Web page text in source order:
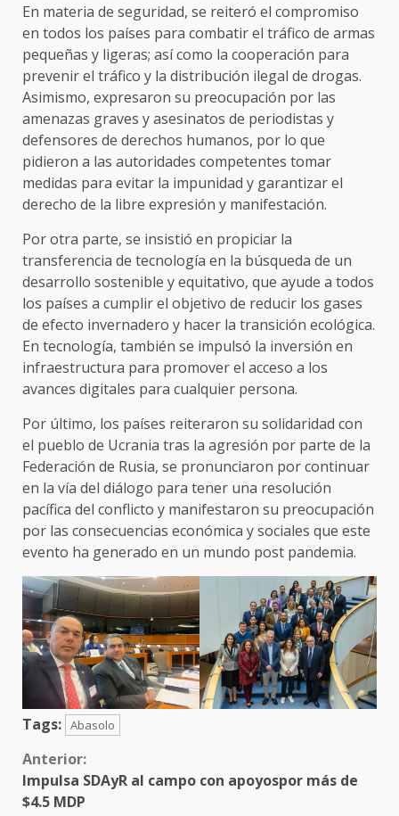
En materia de seguridad, se reiteró el compromiso
en todos los países para combatir el tráfico de armas
pequeñas y ligeras; así como la cooperación para
prevenir el tráfico y la distribución ilegal de drogas.
Asimismo, expresaron su preocupación por las
amenazas graves y asesinatos de periodistas y
defensores de derechos humanos, por lo que
pidieron a las autoridades competentes tomar
medidas para evitar la impunidad y garantizar el
derecho de la libre expresión y manifestación.
Por otra parte, se insistió en propiciar la
transferencia de tecnología en la búsqueda de un
desarrollo sostenible y equitativo, que ayude a todos
los países a cumplir el objetivo de reducir los gases
de efecto invernadero y hacer la transición ecológica.
En tecnología, también se impulsó la inversión en
infraestructura para promover el acceso a los
avances digitales para cualquier persona.
Por último, los países reiteraron su solidaridad con
el pueblo de Ucrania tras la agresión por parte de la
Federación de Rusia, se pronunciaron por continuar
en la vía del diálogo para tener una resolución
pacífica del conflicto y manifestaron su preocupación
por las consecuencias económica y sociales que este
evento ha generado en un mundo post pandemia.
Tags: Abasolo
Sigue
leyendo
Anterior:
Impulsa SDAyR al campo con apoyospor más de
$4.5 MDP